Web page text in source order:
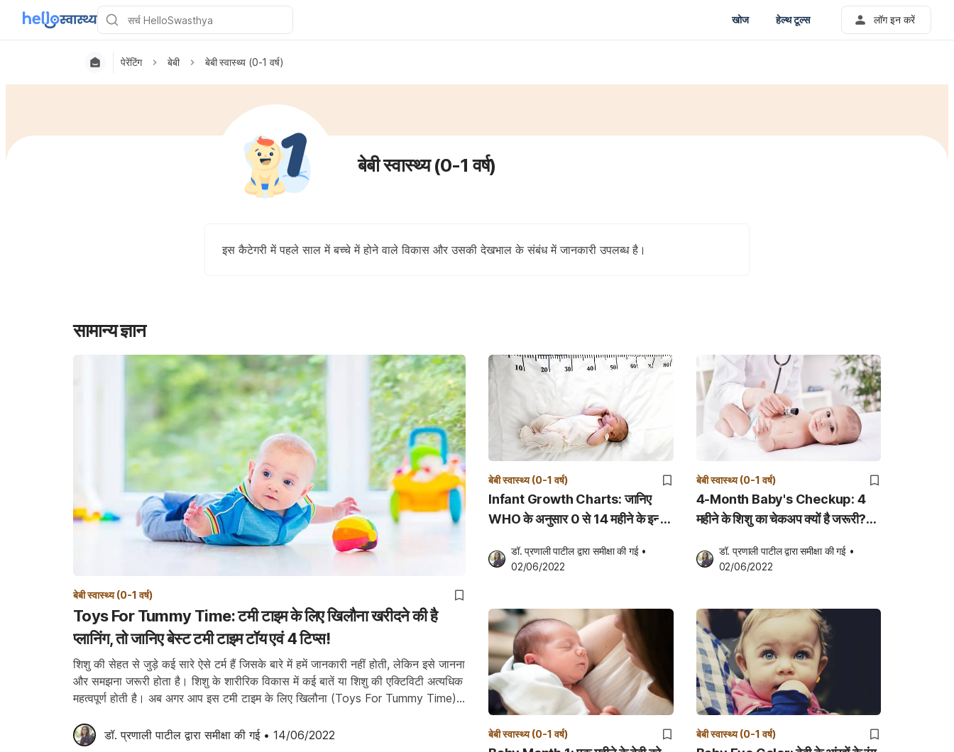
खोज हेल्थ टूल्स लॉग इन करें
पेरेंटिंग बेबी बेबी स्वास्थ्य (0-1 वर्ष)
बेबी स्वास्थ्य (0-1 वर्ष)
इस कैटेगरी में पहले साल में बच्चे में होने वाले विकास और उसकी देखभाल के संबंध में जानकारी उपलब्ध है।
सामान्य ज्ञान
बेबी स्वास्थ्य (0-1 वर्ष)
Toys For Tummy Time: टमी टाइम के लिए खिलौना खरीदने की है
प्लानिंग, तो जानिए बेस्ट टमी टाइम टॉय एवं 4 टिप्स!
शिशु की सेहत से जुड़े कई सारे ऐसे टर्म हैं जिसके बारे में हमें जानकारी नहीं होती, लेकिन इसे जानना
और समझना जरूरी होता है। शिशु के शारीरिक विकास में कई बातें या शिशु की एक्टिविटी अत्यधिक
महत्वपूर्ण होती है। अब अगर आप इस टमी टाइम के लिए खिलौना (Toys For Tummy Time)
डॉ. प्रणाली पाटील द्वारा समीक्षा की गई • 14/06/2022
बेबी स्वास्थ्य (0-1 वर्ष)
Infant Growth Charts: जानिए
WHO के अनुसार 0 से 14 महीने के इन्फेंट
डॉ. प्रणाली पाटील द्वारा समीक्षा की गई •
02/06/2022
बेबी स्वास्थ्य (0-1 वर्ष)
4-Month Baby's Checkup: 4
महीने के शिशु का चेकअप क्यों है जरूरी?
डॉक्टर द्वारा किये जाने वाले सवाल!
डॉ. प्रणाली पाटील द्वारा समीक्षा की गई •
02/06/2022
बेबी स्वास्थ्य (0-1 वर्ष) बेबी स्वास्थ्य (0-1 वर्ष)